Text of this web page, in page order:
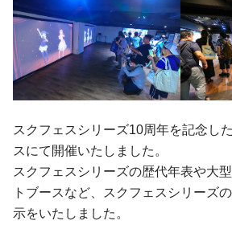
スクフェスシリーズ10周年を記念し
スにて開催いたしました。
スクフェスシリーズの歴代年表や大
トブースなど、スクフェスシリーズ
示をいたしました。